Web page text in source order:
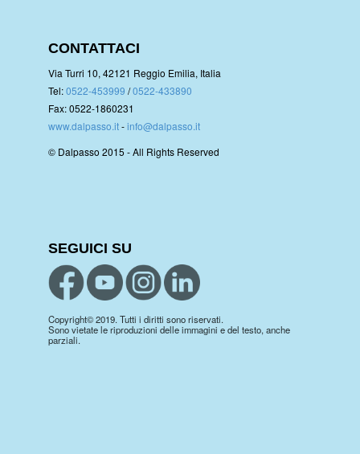
CONTATTACI
Via Turri 10, 42121 Reggio Emilia, Italia
Tel:0522-453999 /0522-433890
Fax: 0522-1860231
www.dalpasso.it-info@dalpasso.it
© Dalpasso 2015 - All Rights Reserved
SEGUICI SU
Copyright© 2019. Tutti i diritti sono riservati.
Sono vietate le riproduzioni delle immagini e del testo, anche
parziali.